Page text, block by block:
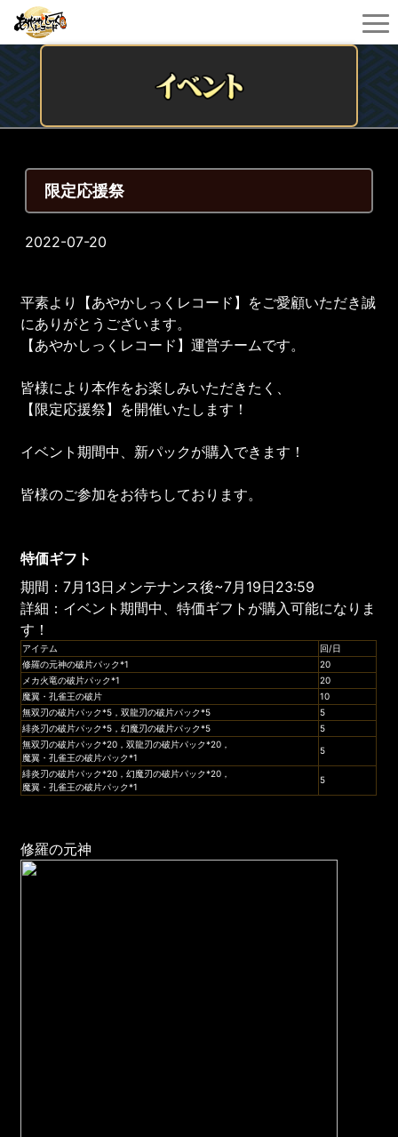
限定応援祭
2022-07-20
平素より【あやかしっくレコード】をご愛顧いただき誠
にありがとうございます。
【あやかしっくレコード】運営チームです。
皆様により本作をお楽しみいただきたく、
【限定応援祭】を開催いたします！
イベント期間中、新パックが購入できます！
皆様のご参加をお待ちしております。
特価ギフト
期間：7月13日メンテナンス後~7月19日23:59
詳細：イベント期間中、特価ギフトが購入可能になりま
す！
アイテム
回/日
修羅の元神の破片パック*1
20
メカ火竜の破片パック*1
20
魔翼・孔雀王の破片
10
無双刃の破片パック*5，双龍刃の破片パック*5
5
緋炎刃の破片パック*5，幻魔刃の破片パック*5
5
無双刃の破片パック*20，双龍刃の破片パック*20，
魔翼・孔雀王の破片パック*1
5
緋炎刃の破片パック*20，幻魔刃の破片パック*20，
魔翼・孔雀王の破片パック*1
5
修羅の元神